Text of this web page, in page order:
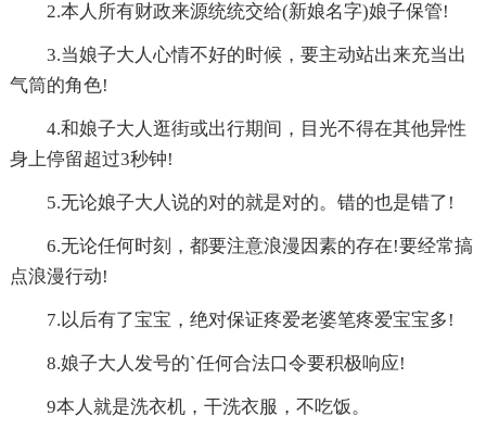
2.本人所有财政来源统统交给(新娘名字)娘子保管!
3.当娘子大人心情不好的时候，要主动站出来充当出
气筒的角色!
4.和娘子大人逛街或出行期间，目光不得在其他异性
身上停留超过3秒钟!
5.无论娘子大人说的对的就是对的。错的也是错了!
6.无论任何时刻，都要注意浪漫因素的存在!要经常搞
点浪漫行动!
7.以后有了宝宝，绝对保证疼爱老婆笔疼爱宝宝多!
8.娘子大人发号的`任何合法口令要积极响应!
9本人就是洗衣机，干洗衣服，不吃饭。